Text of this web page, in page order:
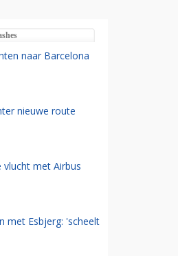
naar Barcelona
nieuwe route
met Airbus
met Esbjerg: 'scheelt